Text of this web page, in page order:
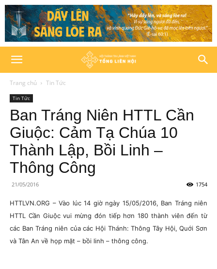
Trang chủ Tin Tức
Tin Tức
Ban Tráng Niên HTTL Cần
Giuộc: Cảm Tạ Chúa 10
Thành Lập, Bồi Linh –
Thông Công
21/05/2016 1754
HTTLVN.ORG – Vào lúc 14 giờ ngày 15/05/2016, Ban Tráng niên
HTTL Cần Giuộc vui mừng đón tiếp hơn 180 thành viên đến từ
các Ban Tráng niên của các Hội Thánh: Thông Tây Hội, Quới Sơn
và Tân An về họp mặt – bồi linh – thông công.